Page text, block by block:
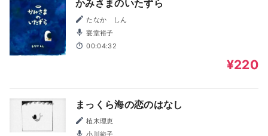
かみさまのいたずら
たなか しん
宴堂裕子
00:04:32
¥220
まっくら海の恋のはなし
植木理恵
小川範子